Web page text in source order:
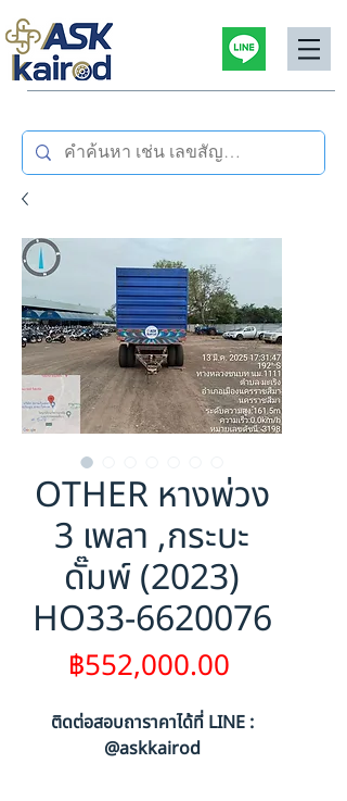
OTHER หางพ่วง
3 เพลา ,กระบะ
ดั๊มพ์ (2023)
HO33-6620076
฿552,000.00
ติดต่อสอบถาราคาได้ที่ LINE :
@askkairod